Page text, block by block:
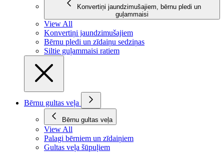
Konvertiņi jaundzimušajiem, bērnu pledi un
guļammaisi
View All
Konvertiņi jaundzimušajiem
Bērnu pledi un zīdaiņu sedziņas
Siltie guļammaisi ratiem
Bērnu gultas veļa
Bērnu gultas veļa
View All
Palagi bērniem un zīdaiņiem
Gultas veļa šūpuļiem